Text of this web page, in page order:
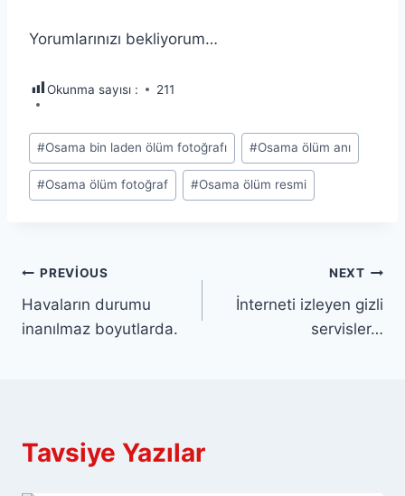
Yorumlarınızı bekliyorum…
Okunma sayısı : 211
Post
Tags:
#Osama bin laden ölüm fotoğrafı #Osama ölüm anı
#Osama ölüm fotoğraf #Osama ölüm resmi
Yazı
gezinmesi
PREVIOUS
Havaların durumu
inanılmaz boyutlarda.
NEXT
İnterneti izleyen gizli
servisler…
Tavsiye Yazılar